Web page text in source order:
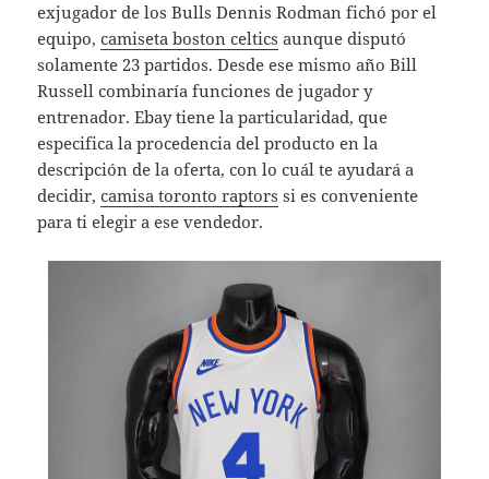
exjugador de los Bulls Dennis Rodman fichó por el
equipo,camiseta boston celtics aunque disputó
solamente 23 partidos. Desde ese mismo año Bill
Russell combinaría funciones de jugador y
entrenador. Ebay tiene la particularidad, que
especifica la procedencia del producto en la
descripción de la oferta, con lo cuál te ayudará a
decidir,camisa toronto raptors si es conveniente
para ti elegir a ese vendedor.